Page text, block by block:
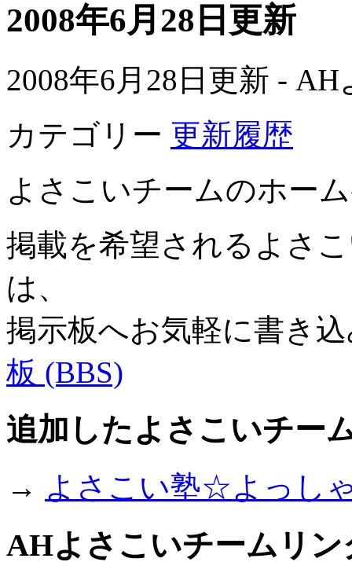
2008年6月28日更新
2008年6月28日更新 -
カテゴリー 更新履歴
よさこいチームのホー
掲載を希望されるよさ
は、
掲示板へお気軽に書き
板 (BBS)
追加したよさこいチー
→ よさこい塾☆よっし
AHよさこいチームリン